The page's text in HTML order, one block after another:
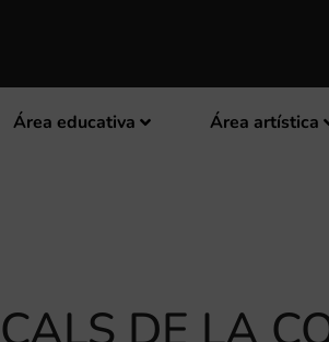
Área educativa Área artística